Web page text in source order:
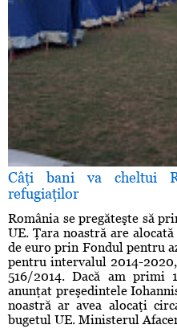
Câţi bani va cheltui
refugiaţilor
România se pregăteşte să
UE. Ţara noastră are
de euro prin Fondul pentru
pentru intervalul 2014-
516/2014. Dacă am primi
anunţat preşedintele
noastră ar avea alocaţi
bugetul UE. Ministerul